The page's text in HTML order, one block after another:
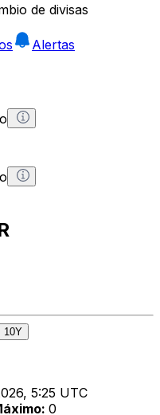
de divisas
Alertas
10Y
5:25 UTC
: 0